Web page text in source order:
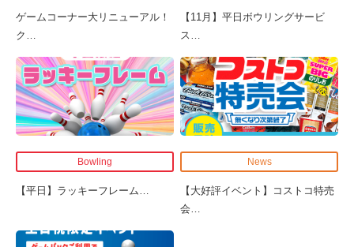
ゲームコーナー大リニューアル！
ク
【11月】平日ボウリングサービ
ス
Bowling
【平日】ラッキーフレーム
News
【大好評イベント】コストコ特売
会